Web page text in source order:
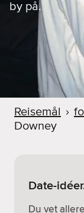
by på.
Reisemål ›
Downey
Date-
Du vet